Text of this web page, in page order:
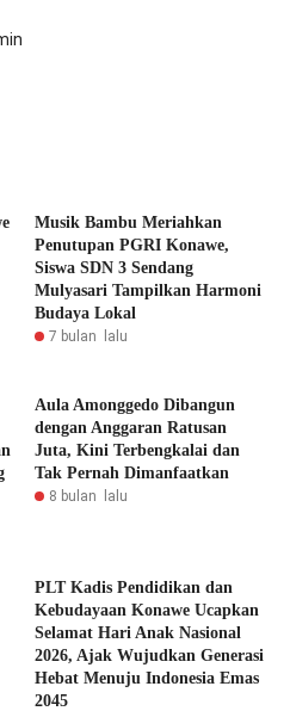
Musik Bambu Meriahkan
Penutupan PGRI Konawe,
Siswa SDN 3 Sendang
Mulyasari Tampilkan Harmoni
Budaya Lokal
7 bulan lalu
Aula Amonggedo Dibangun
dengan Anggaran Ratusan
Juta, Kini Terbengkalai dan
Tak Pernah Dimanfaatkan
8 bulan lalu
PLT Kadis Pendidikan dan
Kebudayaan Konawe Ucapkan
Selamat Hari Anak Nasional
2026, Ajak Wujudkan Generasi
Hebat Menuju Indonesia Emas
2045